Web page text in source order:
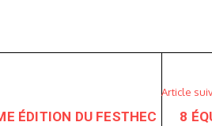
ÉDITION DU FESTHEC
Article
8